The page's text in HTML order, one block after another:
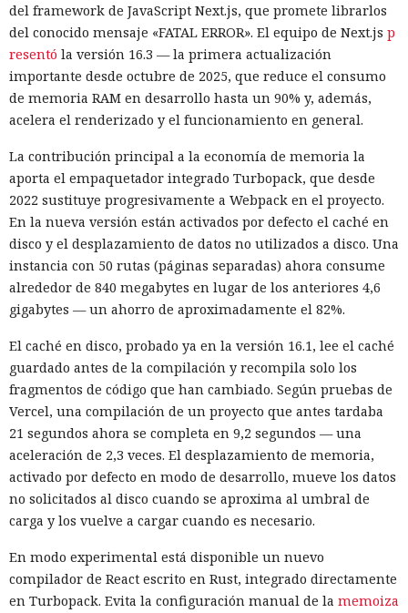
del framework de JavaScript Next.js, que promete librarlos
del conocido mensaje «FATAL ERROR». El equipo de Next.js p
resentó la versión 16.3 — la primera actualización
importante desde octubre de 2025, que reduce el consumo
de memoria RAM en desarrollo hasta un 90% y, además,
acelera el renderizado y el funcionamiento en general.
La contribución principal a la economía de memoria la
aporta el empaquetador integrado Turbopack, que desde
2022 sustituye progresivamente a Webpack en el proyecto.
En la nueva versión están activados por defecto el caché en
disco y el desplazamiento de datos no utilizados a disco. Una
instancia con 50 rutas (páginas separadas) ahora consume
alrededor de 840 megabytes en lugar de los anteriores 4,6
gigabytes — un ahorro de aproximadamente el 82%.
El caché en disco, probado ya en la versión 16.1, lee el caché
guardado antes de la compilación y recompila solo los
fragmentos de código que han cambiado. Según pruebas de
Vercel, una compilación de un proyecto que antes tardaba
21 segundos ahora se completa en 9,2 segundos — una
aceleración de 2,3 veces. El desplazamiento de memoria,
activado por defecto en modo de desarrollo, mueve los datos
no solicitados al disco cuando se aproxima al umbral de
carga y los vuelve a cargar cuando es necesario.
En modo experimental está disponible un nuevo
compilador de React escrito en Rust, integrado directamente
en Turbopack. Evita la configuración manual de la memoiza